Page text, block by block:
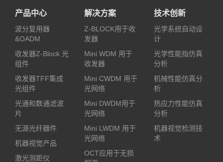
产品中心
波分复用器
&OADM
收发器Z-Block 光
组件
收发器TFF集成
光组件
光通和数通滤波
片
无源光纤器件
机器视觉产品
激光测距仪
解决方案
Z-BLOCK用于收
发器
Mini WDM 用于
收发器
Mini CWDM 用于
光网络
Mini DWDM用于
光网络
Mini LWDM 用于
光网络
OCT应用于无损
技术创新
光学系统自动设
计
光学性能指仿真
分析
机械性能仿真分
析
热应力性能仿真
分析
机器视觉检测技
术